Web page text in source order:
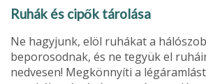
Ruhák és cipők tárolása
Ne hagyjunk, elöl ruhákat a
beporosodnak, és ne tegyük el
nedvesen! Meg­könnyíti a